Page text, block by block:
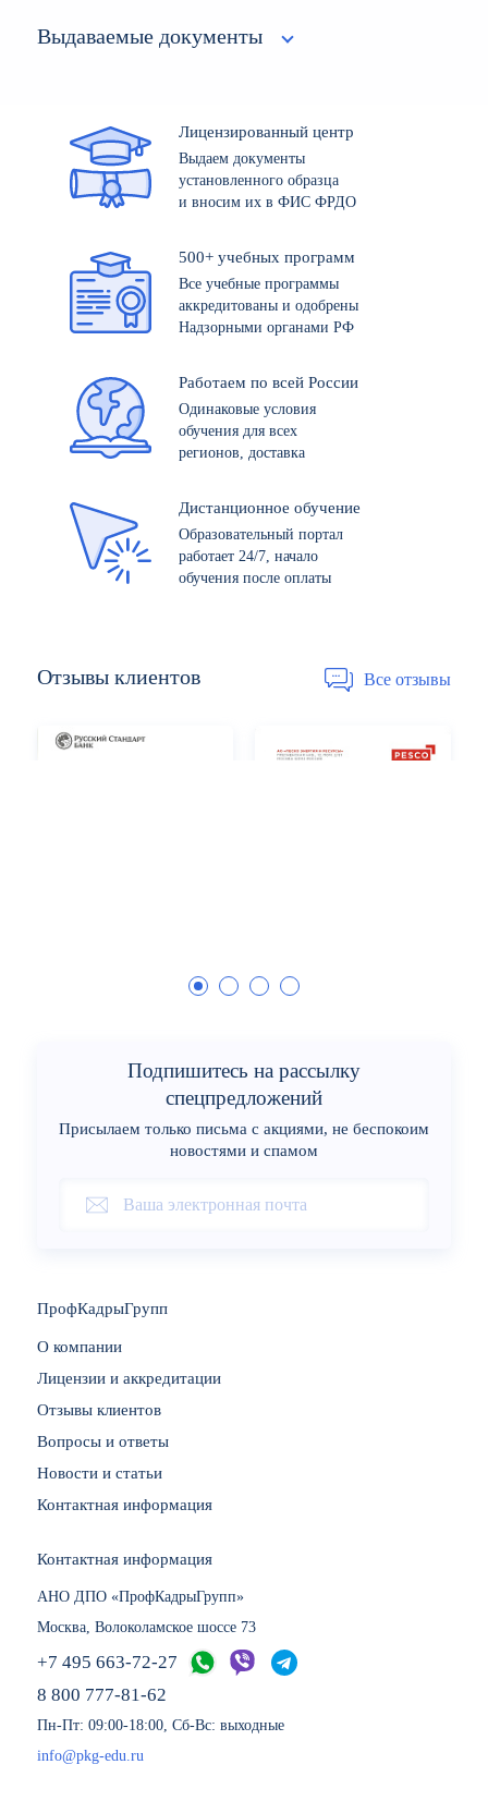
Выдаваемые документы
Лицензированный центр
Выдаем документы
установленного образца
и вносим их в ФИС ФРДО
500+ учебных программ
Все учебные программы
аккредитованы и одобрены
Надзорными органами РФ
Работаем по всей России
Одинаковые условия
обучения для всех
регионов, доставка
Дистанционное обучение
Образовательный портал
работает 24/7, начало
обучения после оплаты
Отзывы клиентов Все отзывы
Подпишитесь на рассылку
спецпредложений
Присылаем только письма с акциями, не беспокоим
новостями и спамом
ПрофКадрыГрупп
О компании
Лицензии и аккредитации
Отзывы клиентов
Вопросы и ответы
Новости и статьи
Контактная информация
Контактная информация
АНО ДПО «ПрофКадрыГрупп»
Москва, Волоколамское шоссе 73
+7 495 663-72-27
8 800 777-81-62
Пн-Пт: 09:00-18:00, Сб-Вс: выходные
info@pkg-edu.ru